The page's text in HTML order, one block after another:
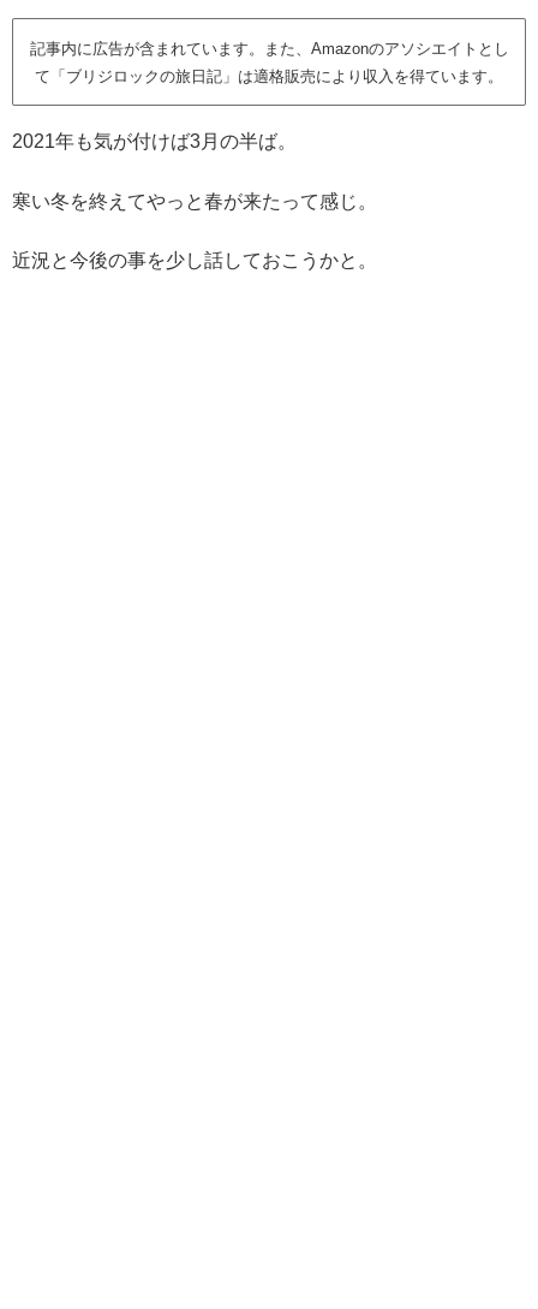
記事内に広告が含まれています。また、Amazonのアソシエイトとし
て「ブリジロックの旅日記」は適格販売により収入を得ています。
2021年も気が付けば3月の半ば。
寒い冬を終えてやっと春が来たって感じ。
近況と今後の事を少し話しておこうかと。